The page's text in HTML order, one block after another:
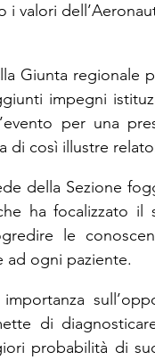
i valori
Giunta regionale
impegni
per una
di così illustre
della Sezione
ha focalizzato il
le
ad ogni paziente.
di
probabilità di